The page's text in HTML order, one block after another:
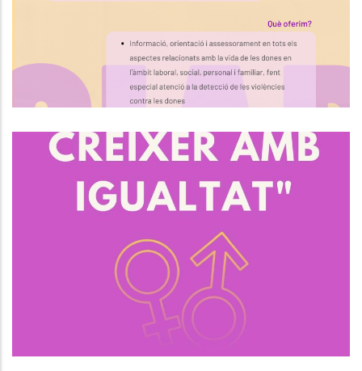
Necessites Ajuda Amb El Teu Pla
S. socials